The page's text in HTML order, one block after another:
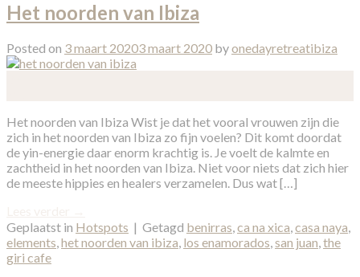
Het noorden van Ibiza
Posted on 3 maart 20203 maart 2020 byonedayretreatibiza
Het noorden van Ibiza Wist je dat het vooral vrouwen zijn die
zich in het noorden van Ibiza zo fijn voelen? Dit komt doordat
de yin-energie daar enorm krachtig is. Je voelt de kalmte en
zachtheid in het noorden van Ibiza. Niet voor niets dat zich hier
de meeste hippies en healers verzamelen. Dus wat […]
Geplaatst in Hotspots | Getagd benirras,ca na xica,casa naya,
elements,het noorden van ibiza, los enamorados,san juan,the
giri cafe